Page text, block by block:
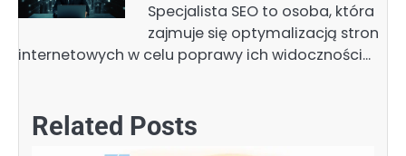
Specjalista SEO to osoba, która
zajmuje się optymalizacją stron
internetowych w celu poprawy ich widoczności…
Related Posts